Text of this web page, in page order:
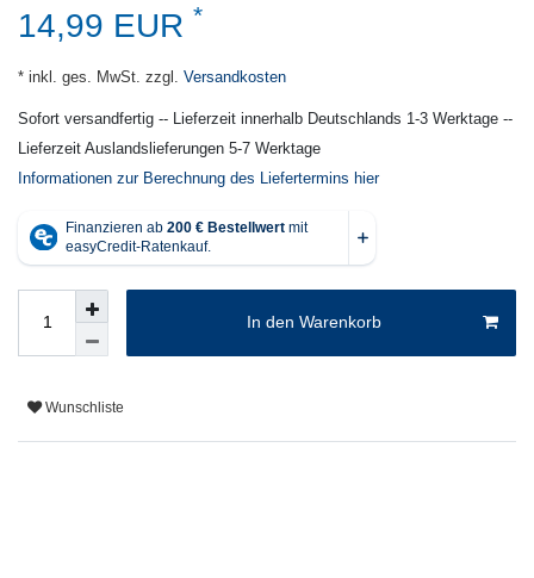
14,99 EUR *
* inkl. ges. MwSt. zzgl. Versandkosten
Sofort versandfertig -- Lieferzeit innerhalb Deutschlands 1-3 Werktage --
Lieferzeit Auslandslieferungen 5-7 Werktage
Informationen zur Berechnung des Liefertermins hier
In den Warenkorb
Wunschliste